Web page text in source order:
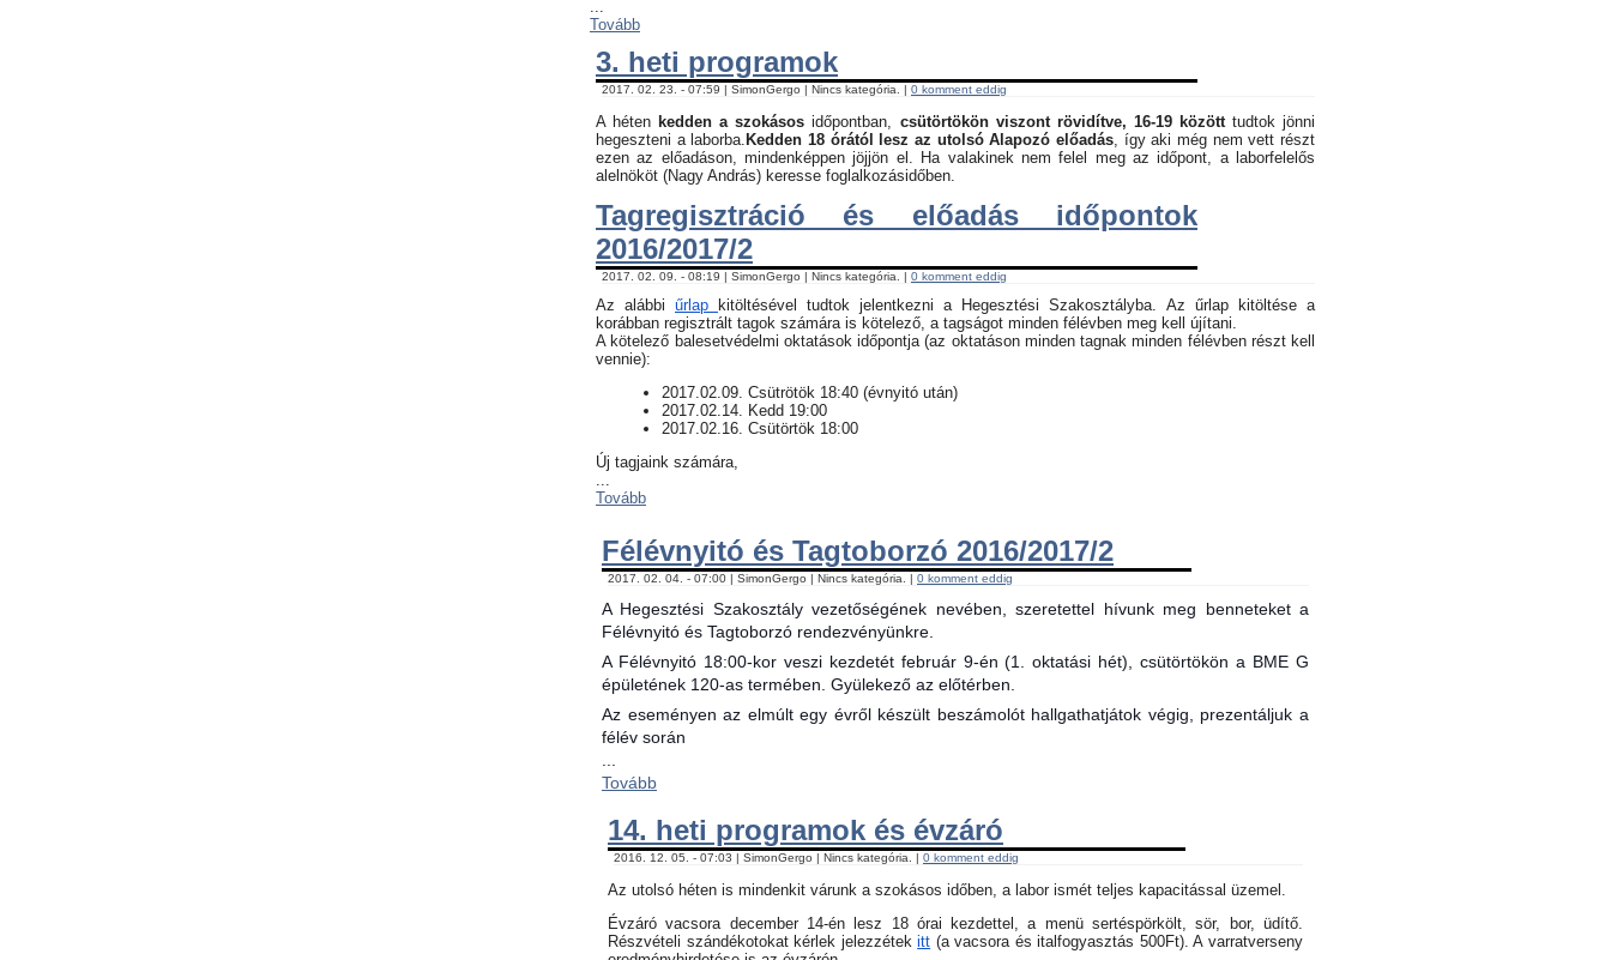
Tovább
3. heti programok
2017. 02. 23. - 07:59 | SimonGergo | Nincs kategória. | 0 komment eddig
A héten kedden a szokásos időpontban, csütörtökön viszont rövidítve, 16-19 között tudtok jönni
hegeszteni a laborba.Kedden 18 órától lesz az utolsó Alapozó előadás , így aki még nem vett részt
ezen az előadáson, mindenképpen jöjjön el. Ha valakinek nem felel meg az időpont, a laborfelelős
alelnököt (Nagy András) keresse foglalkozásidőben.
Tagregisztráció és előadás időpontok
2016/2017/2
2017. 02. 09. - 08:19 | SimonGergo | Nincs kategória. | 0 komment eddig
Az alábbi űrlap
kitöltésével tudtok jelentkezni a Hegesztési Szakosztályba. Az űrlap kitöltése a
korábban regisztrált tagok számára is kötelező, a tagságot minden félévben meg kell újítani.
​A kötelező balesetvédelmi oktatások időpontja (az oktatáson minden tagnak minden félévben részt kell
vennie):
​2017.02.09. Csütrötök 18:40 (évnyitó után)
2017.02.14. Kedd 19:00
2017.02.16. Csütörtök 18:00
Új tagjaink számára,
...
Tovább
Félévnyitó és Tagtoborzó 2016/2017/2
2017. 02. 04. - 07:00 | SimonGergo | Nincs kategória. | 0 komment eddig
A Hegesztési Szakosztály vezetőségének nevében, szeretettel hívunk meg benneteket a
Félévnyitó és Tagtoborzó rendezvényünkre.
A Félévnyitó 18:00-kor veszi kezdetét február 9-én (1. oktatási hét), csütörtökön a BME G
épületének 120-as termében. Gyülekező az előtérben.
Az eseményen az elmúlt egy évről készült beszámolót hallgathatjátok végig, prezentáljuk a
félév során
...
Tovább
14. heti programok és évzáró
2016. 12. 05. - 07:03 | SimonGergo | Nincs kategória. | 0 komment eddig
Az utolsó héten is mindenkit várunk a szokásos időben, a labor ismét teljes kapacitással üzemel.
Évzáró vacsora december 14-én lesz 18 órai kezdettel, a menü sertéspörkölt, sör, bor, üdítő.
Részvételi szándékotokat kérlek jelezzétekitt (a vacsora és italfogyasztás 500Ft). A varratverseny